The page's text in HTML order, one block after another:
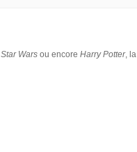
Star Wars ou encore Harry Potter, la